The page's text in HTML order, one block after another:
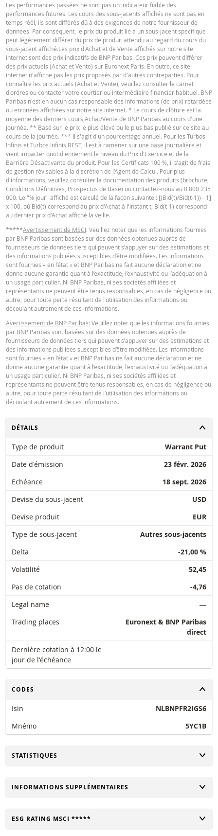
Français (France)
FINAL TERMS
Français (France)
CONDITIONS DÉFINITIVES RÉSUMÉ
Français (France)
KEY INFORMATION DOCUMENTS
Key Information Document (FR)
QUOTES
Latest Product Quotes CSV
Les performances passées ne sont pas un indicateur fiable des
performances futures. Les cours des sous-jacents affichés ne sont pas en
temps réél, ils sont différés dû à des exigences de notre fournisseur de
données. Par conséquent, le prix du produit lié à un sous-jacent spécifique
peut légèrement différer du prix de produit attendu au regard du cours du
sous-jacent affiché.Les prix d'Achat et de Vente affichés sur notre site
internet sont des prix indicatifs de BNP Paribas. Ces prix peuvent différer
des prix actuels (Achat et Vente) sur Euronext Paris. En outre, ce site
internet n'affiche pas les prix proposés par d'autres contreparties. Pour
connaître les prix actuels (Achat et Vente), veuillez consulter le carnet
d'ordres ou contacter votre courtier ou intermédiaire financier habituel. BNP
Paribas n'est en aucun cas responsable des informations (de prix) retardées
ou erronées affichées sur notre site internet. * Le cours de clôture est la
moyenne des derniers cours Achat/Vente de BNP Paribas au cours d'une
journée. ** Basé sur le prix le plus élevé ou le plus bas publié sur ce site au
cours de la journée. *** Il s'agit d'un pourcentage annuel. Pour les Turbos
Infinis et Turbos Infinis BEST, il est à ramener sur une base journalière et
vient impacter quotidiennement le niveau du Prix d'Exercice et de la
Barrière Désactivante du produit. Pour les Certificats 100 %, il s’agit de frais
de gestion révisables à la discrétion de l’Agent de Calcul. Pour plus
d'informations, veuillez consulter la documentation des produits (brochure,
Conditions Définitives, Prospectus de Base) ou contactez-nous au 0 800 235
000. Le "% jour" affiché est calculé de la façon suivante : [(Bid(t)/Bid(t-1)) - 1]
x 100, où Bid(t) correspond au prix d'Achat à l'instant t, Bid(t-1) correspond
au dernier prix d'Achat affiché la veille.
*****Avertissement de MSCI: Veuillez noter que les informations fournies
par BNP Paribas sont basées sur des données obtenues auprès de
fournisseurs de données tiers qui peuvent s’appuyer sur des estimations et
des informations publiées susceptibles d’être modifiées. Les informations
sont fournies « en l’état » et BNP Paribas ne fait aucune déclaration et ne
donne aucune garantie quant à l’exactitude, l’exhaustivité ou l’adéquation à
un usage particulier. Ni BNP Paribas, ni ses sociétés affiliées et
représentants ne peuvent être tenus responsables, en cas de négligence ou
autre, pour toute perte résultant de l’utilisation des informations ou
découlant autrement de ces informations.
Avertissement de BNP Paribas: Veuillez noter que les informations fournies
par BNP Paribas sont basées sur des données obtenues auprès de
fournisseurs de données tiers qui peuvent s’appuyer sur des estimations et
des informations publiées susceptibles d’être modifiées. Les informations
sont fournies « en l’état » et BNP Paribas ne fait aucune déclaration et ne
donne aucune garantie quant à l’exactitude, l’exhaustivité ou l’adéquation à
un usage particulier. Ni BNP Paribas, ni ses sociétés affiliées et
représentants ne peuvent être tenus responsables, en cas de négligence ou
autre, pour toute perte résultant de l’utilisation des informations ou
découlant autrement de ces informations.
CHANGER
DÉTAILS
Type de produit
Warrant Put
Date d'émission
23 févr. 2026
Echéance
18 sept. 2026
Devise du sous-jacent
USD
Devise produit
EUR
Type de sous-jacent
Autres sous-jacents
Delta
-21,00 %
Volatilité
52,45
Pas de cotation
-4,76
Legal name
―
Trading places
Euronext & BNP Paribas
direct
Dernière cotation à 12:00 le
jour de l'échéance
CHANGER
CODES
Isin
NLBNPFR2IGS6
Mnémo
5YC1B
CHANGER
STATISTIQUES
CHANGER
INFORMATIONS SUPPLÉMENTAIRES
CHANGER
ESG RATING MSCI *****